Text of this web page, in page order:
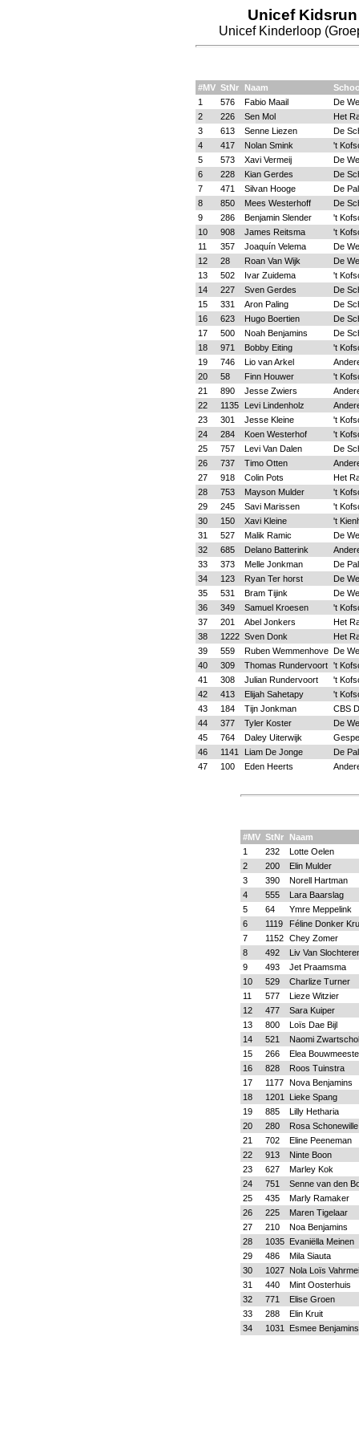
Unicef
Unicef Kinderloop
#MV StNr Naam
1
576 Fabio Maail
De
2
226 Sen Mol
Het
3
613 Senne Liezen
De
4
417 Nolan Smink
't
5
573 Xavi Vermeij
De
6
228 Kian Gerdes
De
7
471 Silvan Hooge
De
8
850 Mees Westerhoff
De
9
286 Benjamin Slender
't
10
908 James Reitsma
't
11
357 Joaquín Velema
De
12
28 Roan Van Wijk
De
13
502 Ivar Zuidema
't
14
227 Sven Gerdes
De
15
331 Aron Paling
De
16
623 Hugo Boertien
De
17
500 Noah Benjamins
De
18
971 Bobby Eiting
't
19
746 Lio van Arkel
20
58 Finn Houwer
't
21
890 Jesse Zwiers
22
1135 Levi Lindenholz
23
301 Jesse Kleine
't
24
284 Koen Westerhof
't
25
757 Levi Van Dalen
De
26
737 Timo Otten
27
918 Colin Pots
Het
28
753 Mayson Mulder
't
29
245 Savi Marissen
't
30
150 Xavi Kleine
't
31
527 Malik Ramic
De
32
685 Delano Batterink
33
373 Melle Jonkman
De
34
123 Ryan Ter horst
De
35
531 Bram Tijink
De
36
349 Samuel Kroesen
't
37
201 Abel Jonkers
Het
38
1222 Sven Donk
Het
39
559 Ruben Wemmenhove De
40
309 Thomas Rundervoort 't
41
308 Julian Rundervoort
't
42
413 Elijah Sahetapy
't
43
184 Tijn Jonkman
CBS
44
377 Tyler Koster
De
45
764 Daley Uiterwijk
46
1141 Liam De Jonge
De
47
100 Eden Heerts
#MV StNr
Naam
1
232
Lotte Oelen
2
200
Elin Mulder
3
390
Norell Hartman
4
555
Lara Baarslag
5
64
Ymre Meppelink
6
1119
Féline Donker
7
1152 Chey Zomer
8
492
Liv Van
9
493
Jet Praamsma
10
529
Charlize Turner
11
577
Lieze Witzier
12
477
Sara Kuiper
13
800
Loïs Dae Bijl
14
521
Naomi
15
266
Elea
16
828
Roos Tuinstra
17
1177 Nova Benjamins
18
1201
Lieke Spang
19
885
Lilly Hetharia
20
280
Rosa Schonewille
21
702
Eline Peeneman
22
913
Ninte Boon
23
627
Marley Kok
24
751
Senne van den
25
435
Marly Ramaker
26
225
Maren Tigelaar
27
210
Noa Benjamins
28
1035 Evaniëlla Meinen
29
486
Mila Siauta
30
1027 Nola Loïs
31
440
Mint Oosterhuis
32
771
Elise Groen
33
288
Elin Kruit
34
1031 Esmee Benjamins